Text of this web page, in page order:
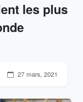
les plus
27 mars, 2021